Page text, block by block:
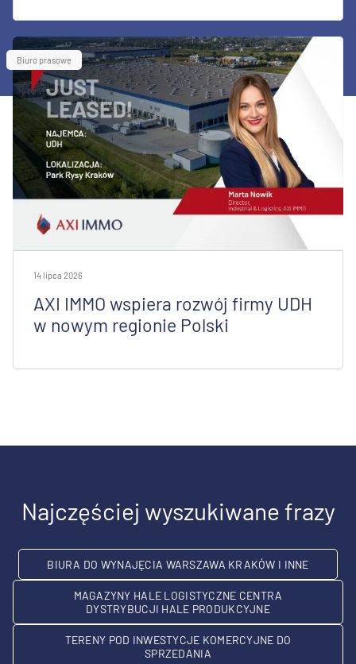
Biuro prasowe
14 lipca 2026
AXI IMMO wspiera rozwój firmy UDH
w nowym regionie Polski
Najczęściej wyszukiwane frazy
BIURA DO WYNAJĘCIA WARSZAWA KRAKÓW I INNE
MAGAZYNY HALE LOGISTYCZNE CENTRA
DYSTRYBUCJI HALE PRODUKCYJNE
TERENY POD INWESTYCJE KOMERCYJNE DO
SPRZEDANIA